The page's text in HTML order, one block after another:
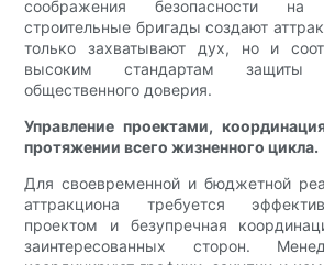
соображения безопасности
строительные бригады создают
только захватывают дух, но и
высоким стандартам защиты
общественного доверия.
Управление проектами,
протяжении всего жизненного цикла.
Для своевременной и бюджетной
аттракциона требуется
проектом и безупречная
заинтересованных сторон.